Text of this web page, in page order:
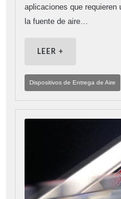
aplicaciones que requieren
la fuente de aire…
LEER +
Dispositivos de Entrega de Aire